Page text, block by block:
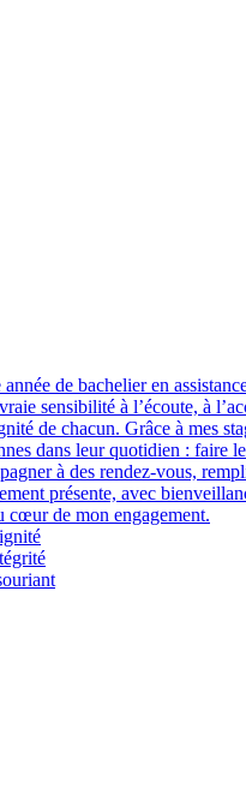
de bachelier en
sensibilité à l’écoute, à
de chacun. Grâce à mes
dans leur quotidien : faire
à des rendez-vous,
présente, avec
cœur de mon engagement.